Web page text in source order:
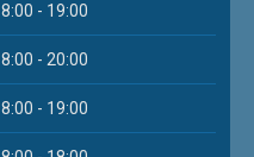
8:00 - 19:00
8:00 - 20:00
8:00 - 19:00